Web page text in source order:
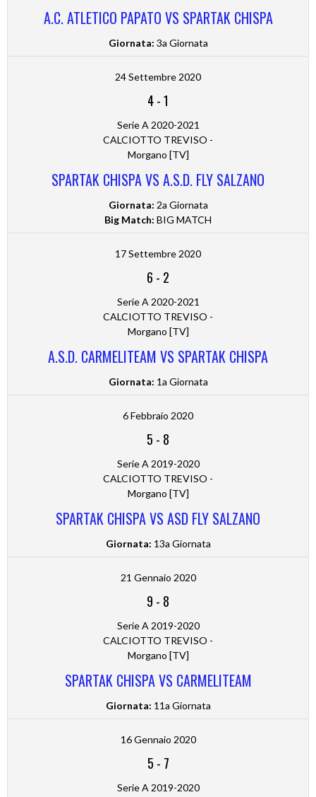
A.C. ATLETICO PAPATO VS SPARTAK CHISPA
Giornata: 3a Giornata
24 Settembre 2020
4-1
Serie A 2020-2021
CALCIOTTO TREVISO -
Morgano [TV]
SPARTAK CHISPA VS A.S.D. FLY SALZANO
Giornata: 2a Giornata
Big Match: BIG MATCH
17 Settembre 2020
6 - 2
Serie A 2020-2021
CALCIOTTO TREVISO -
Morgano [TV]
A.S.D. CARMELITEAM VS SPARTAK CHISPA
Giornata: 1a Giornata
6 Febbraio 2020
5 - 8
Serie A 2019-2020
CALCIOTTO TREVISO -
Morgano [TV]
SPARTAK CHISPA VS ASD FLY SALZANO
Giornata: 13a Giornata
21 Gennaio 2020
9 - 8
Serie A 2019-2020
CALCIOTTO TREVISO -
Morgano [TV]
SPARTAK CHISPA VS CARMELITEAM
Giornata: 11a Giornata
16 Gennaio 2020
5 - 7
Serie A 2019-2020